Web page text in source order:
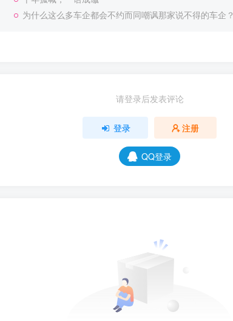
为什么这么多车企都会不约而同嘲讽那家说不得的车企？
请登录后发表评论
登录 注册
QQ登录